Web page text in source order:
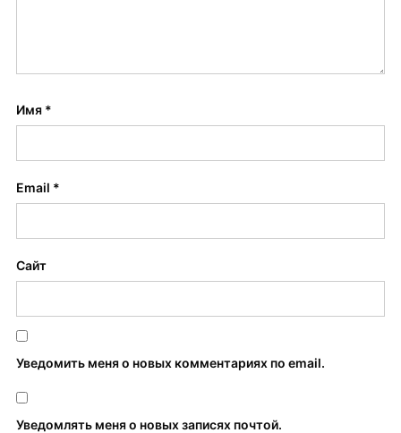
Имя *
Email *
Сайт
Уведомить меня о новых комментариях по email.
Уведомлять меня о новых записях почтой.